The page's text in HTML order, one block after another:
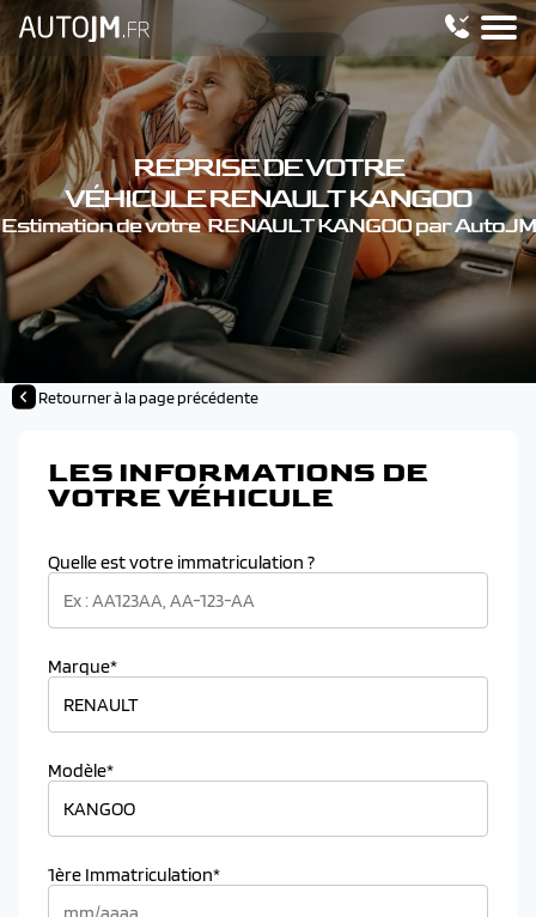
REPRISE DE VOTRE
VÉHICULE RENAULT KANGOO
Estimation de votre RENAULT KANGOO par AutoJM
Retourner à la page précédente
LES INFORMATIONS DE
VOTRE VÉHICULE
Quelle est votre immatriculation ?
Marque*
Modèle*
1ère Immatriculation*